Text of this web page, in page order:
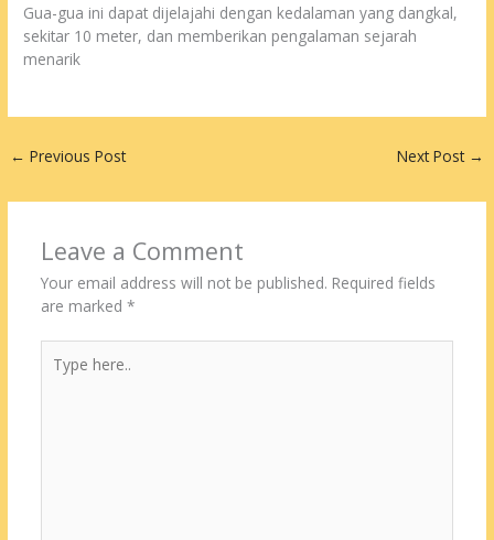
Gua-gua ini dapat dijelajahi dengan kedalaman yang dangkal,
sekitar 10 meter, dan memberikan pengalaman sejarah
menarik
← Previous Post Next Post →
Leave a Comment
Your email address will not be published. Required fields
are marked *
here..